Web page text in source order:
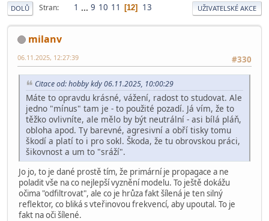
DOLŮ Stran 1 ... 9 10 11 12 13 UŽIVATELSKÉ AKCE
milanv
#330
06.11.2025, 12:27:39
Citace od: hobby kdy 06.11.2025, 10:00:29
Máte to opravdu krásné, vážení, radost to studovat. Ale
jedno "mínus" tam je - to použité pozadí. Já vím, že to
těžko ovlivníte, ale mělo by být neutrální - asi bílá pláň,
obloha apod. Ty barevné, agresivní a obří tisky tomu
škodí a platí to i pro sokl. Škoda, že tu obrovskou práci,
šikovnost a um to "sráží".
Jo jo, to je dané prostě tím, že primární je propagace a ne
poladit vše na co nejlepší vyznění modelu. To ještě dokážu
očima "odfiltrovat", ale co je hrůza fakt šílená je ten silný
reflektor, co bliká s vteřinovou frekvencí, aby upoutal. To je
fakt na oči šílené.